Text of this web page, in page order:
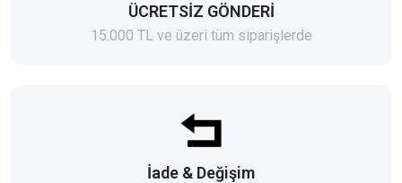
ÜCRETSİZ GÖNDERİ
15.000 TL ve üzeri tüm siparişlerde
İade & Değişim